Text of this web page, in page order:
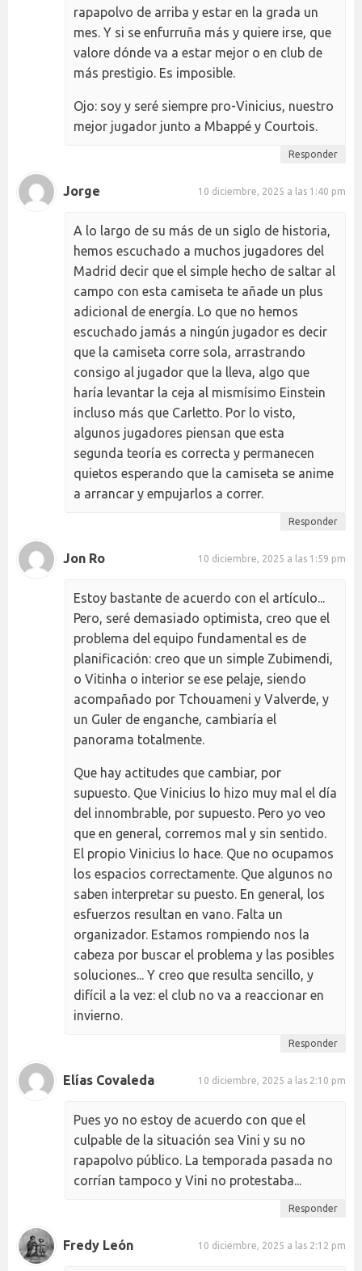
rapapolvo de arriba y estar en la grada un
mes. Y si se enfurruña más y quiere irse, que
valore dónde va a estar mejor o en club de
más prestigio. Es imposible.
Ojo: soy y seré siempre pro-Vinicius, nuestro
mejor jugador junto a Mbappé y Courtois.
Responder
Jorge 10 diciembre, 2025 a las 1:40 pm
A lo largo de su más de un siglo de historia,
hemos escuchado a muchos jugadores del
Madrid decir que el simple hecho de saltar al
campo con esta camiseta te añade un plus
adicional de energía. Lo que no hemos
escuchado jamás a ningún jugador es decir
que la camiseta corre sola, arrastrando
consigo al jugador que la lleva, algo que
haría levantar la ceja al mismísimo Einstein
incluso más que Carletto. Por lo visto,
algunos jugadores piensan que esta
segunda teoría es correcta y permanecen
quietos esperando que la camiseta se anime
a arrancar y empujarlos a correr.
Responder
Jon Ro 10 diciembre, 2025 a las 1:59 pm
Estoy bastante de acuerdo con el artículo...
Pero, seré demasiado optimista, creo que el
problema del equipo fundamental es de
planificación: creo que un simple Zubimendi,
o Vitinha o interior se ese pelaje, siendo
acompañado por Tchouameni y Valverde, y
un Guler de enganche, cambiaría el
panorama totalmente.
Que hay actitudes que cambiar, por
supuesto. Que Vinicius lo hizo muy mal el día
del innombrable, por supuesto. Pero yo veo
que en general, corremos mal y sin sentido.
El propio Vinicius lo hace. Que no ocupamos
los espacios correctamente. Que algunos no
saben interpretar su puesto. En general, los
esfuerzos resultan en vano. Falta un
organizador. Estamos rompiendo nos la
cabeza por buscar el problema y las posibles
soluciones... Y creo que resulta sencillo, y
difícil a la vez: el club no va a reaccionar en
invierno.
Responder
Elías Covaleda 10 diciembre, 2025 a las 2:10 pm
Pues yo no estoy de acuerdo con que el
culpable de la situación sea Vini y su no
rapapolvo público. La temporada pasada no
corrían tampoco y Vini no protestaba...
Responder
Fredy León 10 diciembre, 2025 a las 2:12 pm